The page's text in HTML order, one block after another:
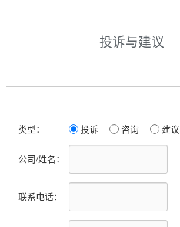
投诉与建议
类型： 投诉 咨询 建议
公司/姓名：
联系电话：